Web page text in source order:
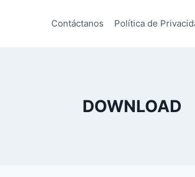
Contáctanos Política de
DOWNLOAD